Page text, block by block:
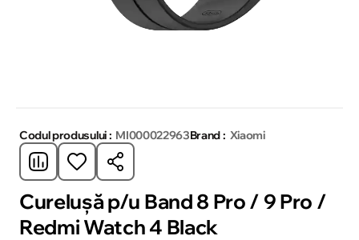
Codul produsului : MI000022963Brand : Xiaomi
Cureluşă p/u Band 8 Pro / 9 Pro /
Redmi Watch 4 Black